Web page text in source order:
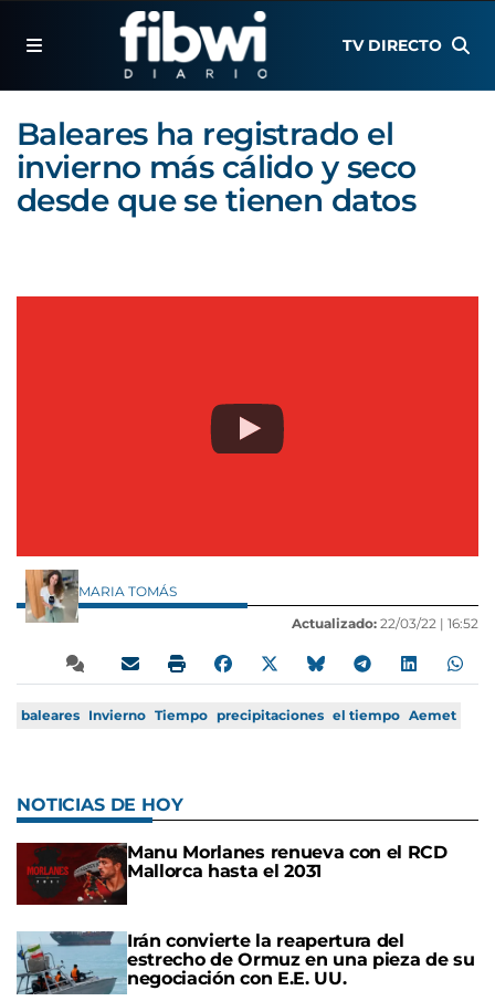
TV DIRECTO
Baleares ha registrado el
invierno más cálido y seco
desde que se tienen datos
MARIA TOMÁS
Actualizado: 22/03/22 | 16:52
baleares Invierno Tiempo precipitaciones el tiempo Aemet
NOTICIAS DE HOY
Manu Morlanes renueva con el RCD
Mallorca hasta el 2031
Irán convierte la reapertura del
estrecho de Ormuz en una pieza de su
negociación con E.E. UU.